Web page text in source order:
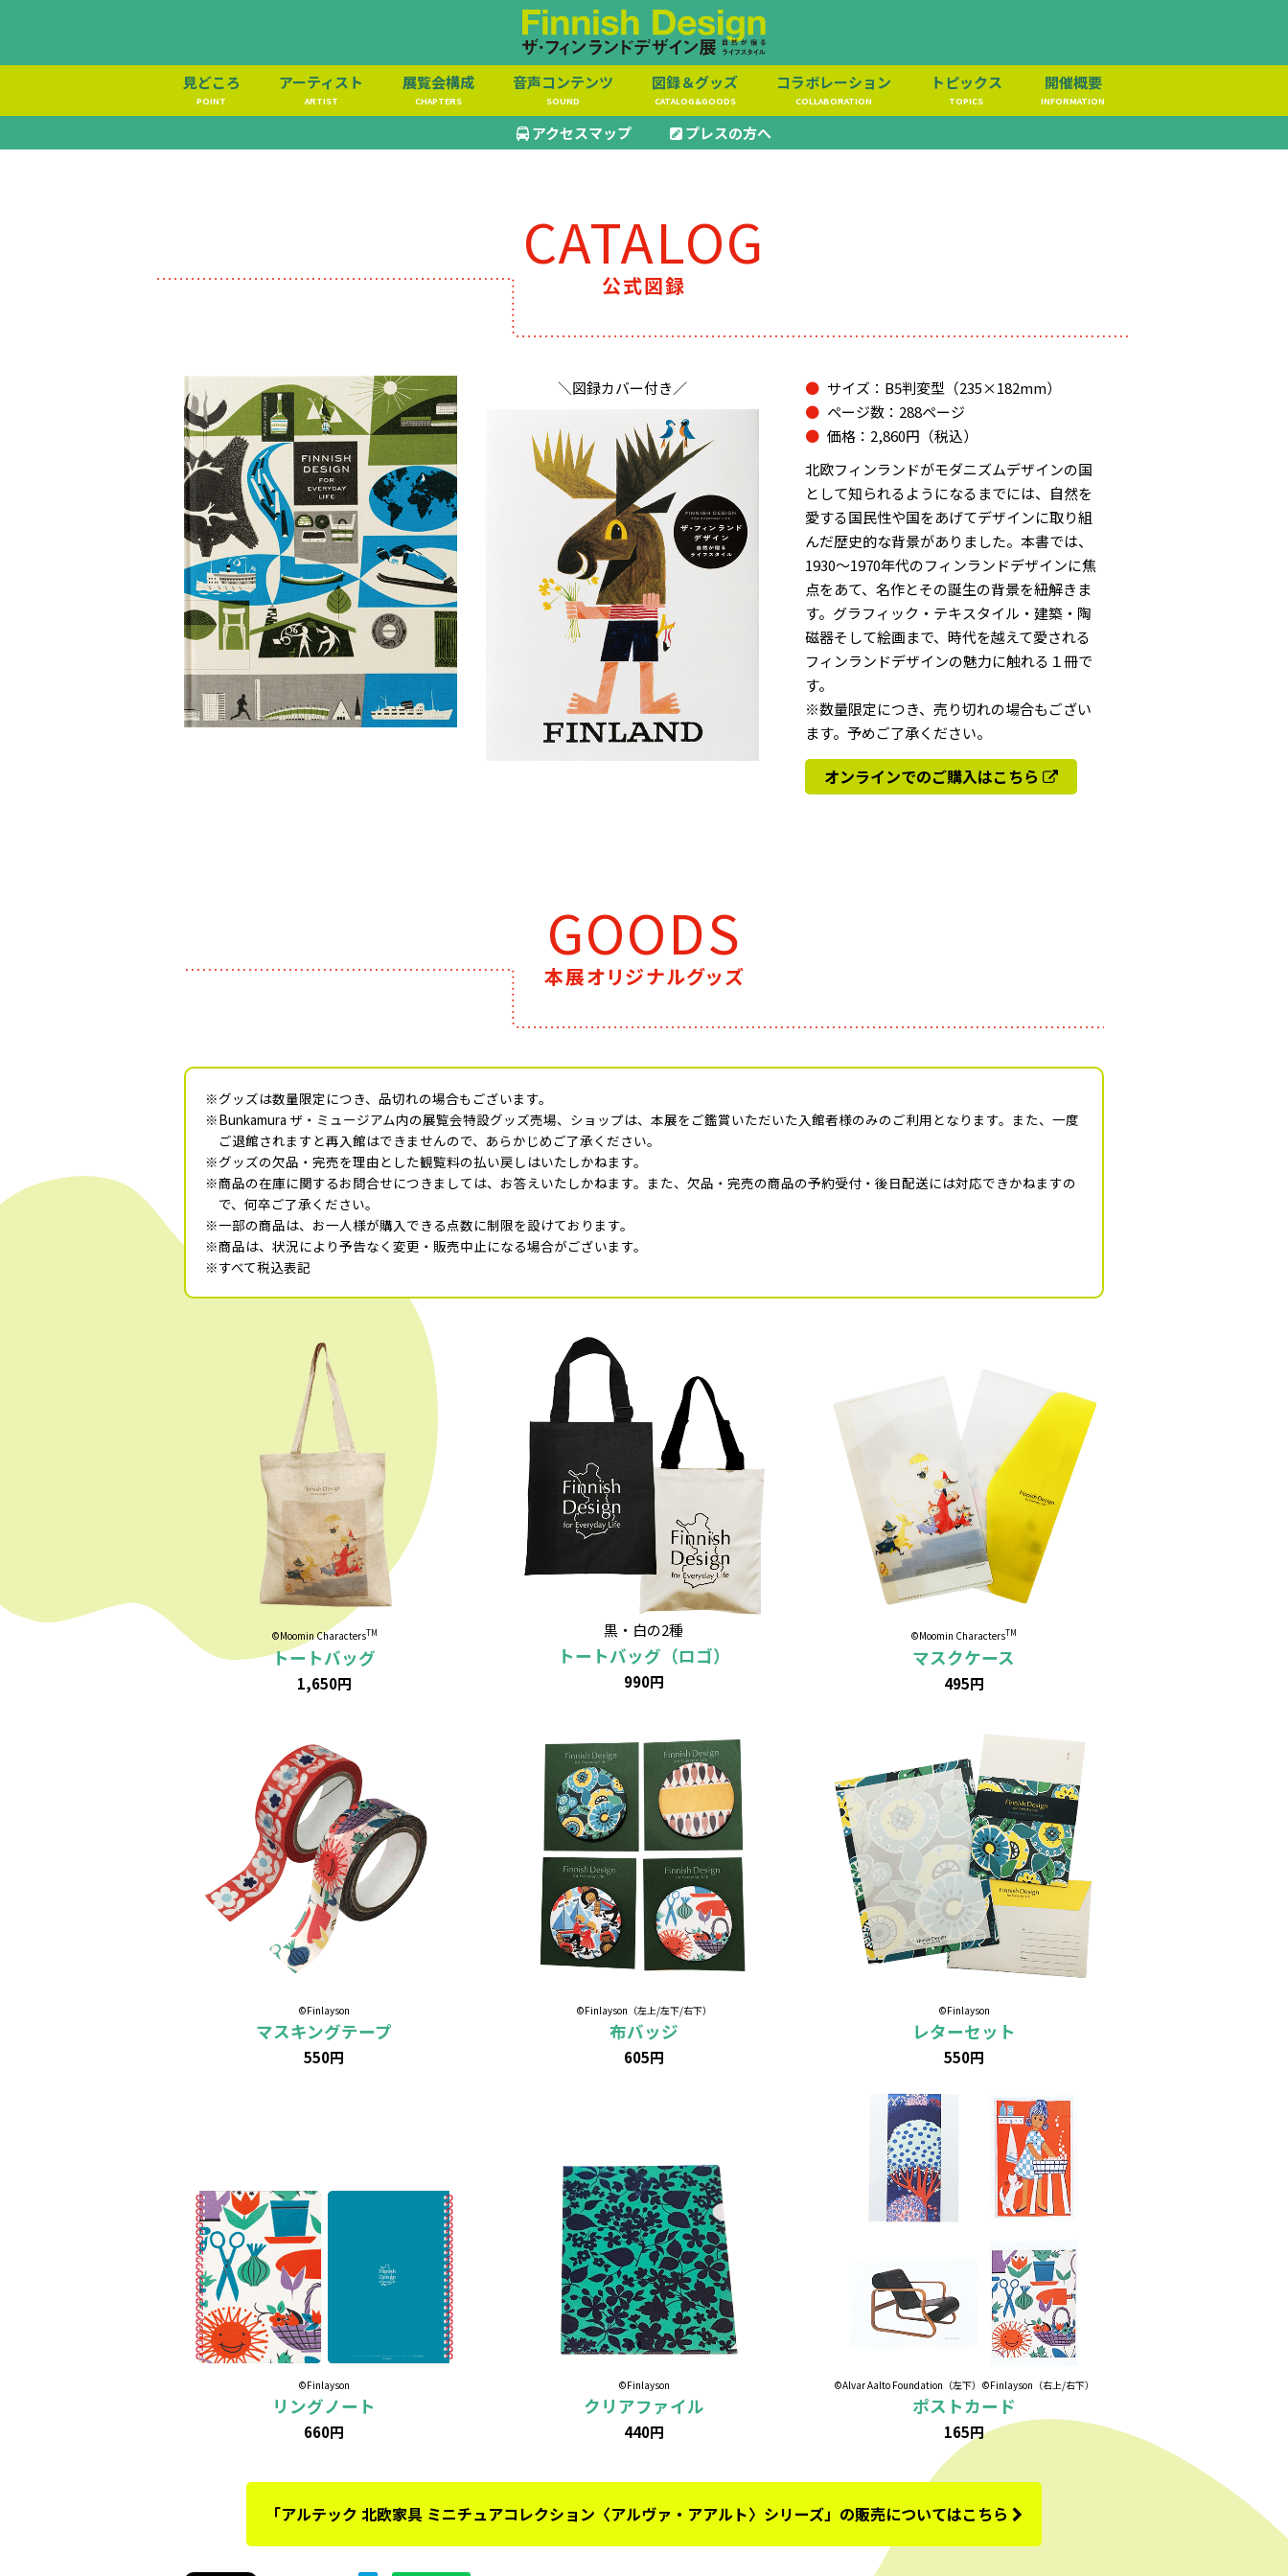
見どころ
POINT
アーティスト
ARTIST
展覧会構成
CHAPTERS
音声コンテンツ
SOUND
図録＆グッズ
CATALOG&GOODS
コラボレーション
COLLABORATION
トピックス
TOPICS
開催概要
INFORMATION
アクセスマップ プレスの方へ
CATALOG
公式図録
＼図録カバー付き／
サイズ：B5判変型（235×182mm）
ページ数：288ページ
価格：2,860円（税込）
北欧フィンランドがモダニズムデザインの国
として知られるようになるまでには、自然を
愛する国民性や国をあげてデザインに取り組
んだ歴史的な背景がありました。本書では、
1930～1970年代のフィンランドデザインに焦
点をあて、名作とその誕生の背景を紐解きま
す。グラフィック・テキスタイル・建築・陶
磁器そして絵画まで、時代を越えて愛される
フィンランドデザインの魅力に触れる１冊で
す。
※数量限定につき、売り切れの場合もござい
ます。予めご了承ください。
オンラインでのご購入はこちら
GOODS
本展オリジナルグッズ
※グッズは数量限定につき、品切れの場合もございます。
※Bunkamura ザ・ミュージアム内の展覧会特設グッズ売場、ショップは、本展をご鑑賞いただいた入館者様のみのご利用となります。また、一度
ご退館されますと再入館はできませんので、あらかじめご了承ください。
※グッズの欠品・完売を理由とした観覧料の払い戻しはいたしかねます。
※商品の在庫に関するお問合せにつきましては、お答えいたしかねます。また、欠品・完売の商品の予約受付・後日配送には対応できかねますの
で、何卒ご了承ください。
※一部の商品は、お一人様が購入できる点数に制限を設けております。
※商品は、状況により予告なく変更・販売中止になる場合がございます。
※すべて税込表記
©Moomin CharactersTM
トートバッグ
1,650円
黒・白の2種
トートバッグ（ロゴ）
990円
©Moomin CharactersTM
マスクケース
495円
©Finlayson
マスキングテープ
550円
©Finlayson（左上/左下/右下）
布バッジ
605円
©Finlayson
レターセット
550円
©Finlayson
リングノート
660円
©Finlayson
クリアファイル
440円
©Alvar Aalto Foundation（左下）©Finlayson（右上/右下）
ポストカード
165円
「アルテック 北欧家具 ミニチュアコレクション〈アルヴァ・アアルト〉シリーズ」の販売についてはこちら